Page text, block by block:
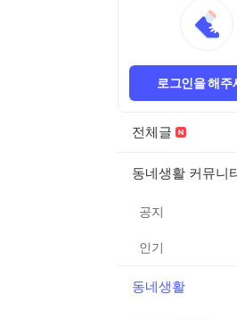
로그인을 해주
전체글
동네생활 커뮤니
공지
인기
동네생활